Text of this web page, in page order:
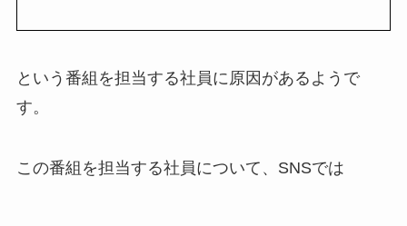
という番組を担当する社員に原因があるようで
す。
この番組を担当する社員について、SNSでは